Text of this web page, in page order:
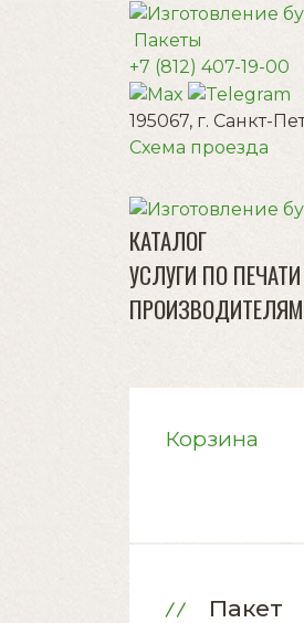
Пакеты
+7 (812) 407-19-00
195067, г. Санкт-
Схема проезда
КАТАЛОГ
УСЛУГИ ПО ПЕЧАТИ
Корзина
Пакет